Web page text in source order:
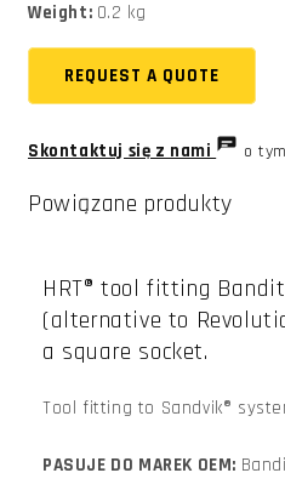
Weight: 0.2 kg
REQUEST A QUOTE
Skontaktuj się z nami o
Powiązane produkty
HRT® tool fitting
(alternative to
a square socket.
Tool fitting to Sandvik®
PASUJE DO MAREK OEM: